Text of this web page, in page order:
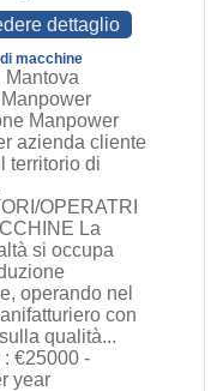
dettaglio
macchine
Mantova
Manpower
azienda cliente
territorio di
OPERATRI
La
si occupa
operando nel
con
qualità...
: €25000 -
year